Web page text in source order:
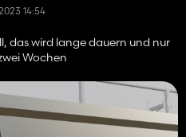
14:54
das wird lange dauern und nur
Wochen